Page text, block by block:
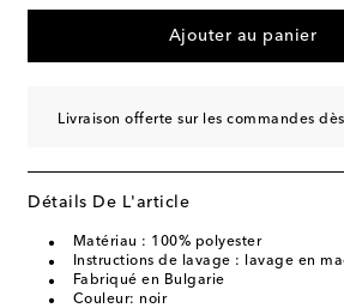
Ajouter au panier
Livraison offerte sur les commandes
Détails De L'article
Matériau : 100% polyester
Instructions de lavage : lavage en
Fabriqué en Bulgarie
Couleur: noir